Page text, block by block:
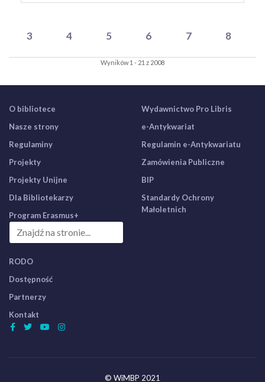
3 4 5 6 7 8
Wyników 1 - 21 z 2008
O bibliotece
Nasze strony
Regulaminy
Projekty
Projekty Unijne
Dla Bibliotekarzy
Program Erasmus+
Wydawnictwo Pro Libris
e-Antykwariat
Regulamin e-Antykwariatu
Zamówienia Publiczne
BIP
Standardy Ochrony
Małoletnich
RODO
Dostępność
Partnerzy
Kontakt
© WiMBP 2021